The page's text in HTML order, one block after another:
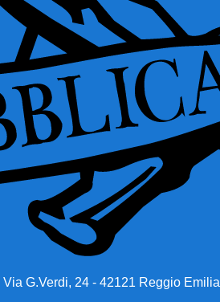
Via G.Verdi, 24 - 42121 Reggio Emilia